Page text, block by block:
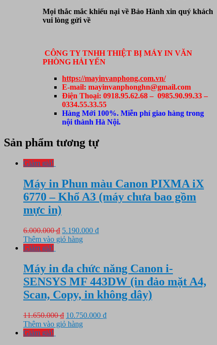
Mọi thắc mắc khiếu nại về Bảo Hành xin quý khách
vui lòng gửi về
CÔNG TY TNHH THIỆT BỊ MÁY IN VĂN
PHÒNG HẢI YẾN
https://mayinvanphong.com.vn/
E-mail: mayinvanphonghn@gmail.com
Điện Thoại: 0918.95.62.68 – 0985.90.99.33 –
0334.55.33.55
Hàng Mới 100%. Miễn phí giao hàng trong
nội thành Hà Nội.
Sản phẩm tương tự
Giảm giá!
Máy in Phun màu Canon PIXMA iX
6770 – Khổ A3 (máy chưa bao gồm
mực in)
6.000.000₫ Giá
gốc
5.190.000 ₫Giá
5.190.000 ₫.
Thêm vào giỏ hàng
Giảm giá!
Máy in đa chức năng Canon i-
SENSYS MF 443DW (in đảo mặt A4,
Scan, Copy, in không dây)
11.650.000₫ Giá
gốc
10.750.000 ₫Giá
Thêm vào giỏ hàng
Giảm giá!